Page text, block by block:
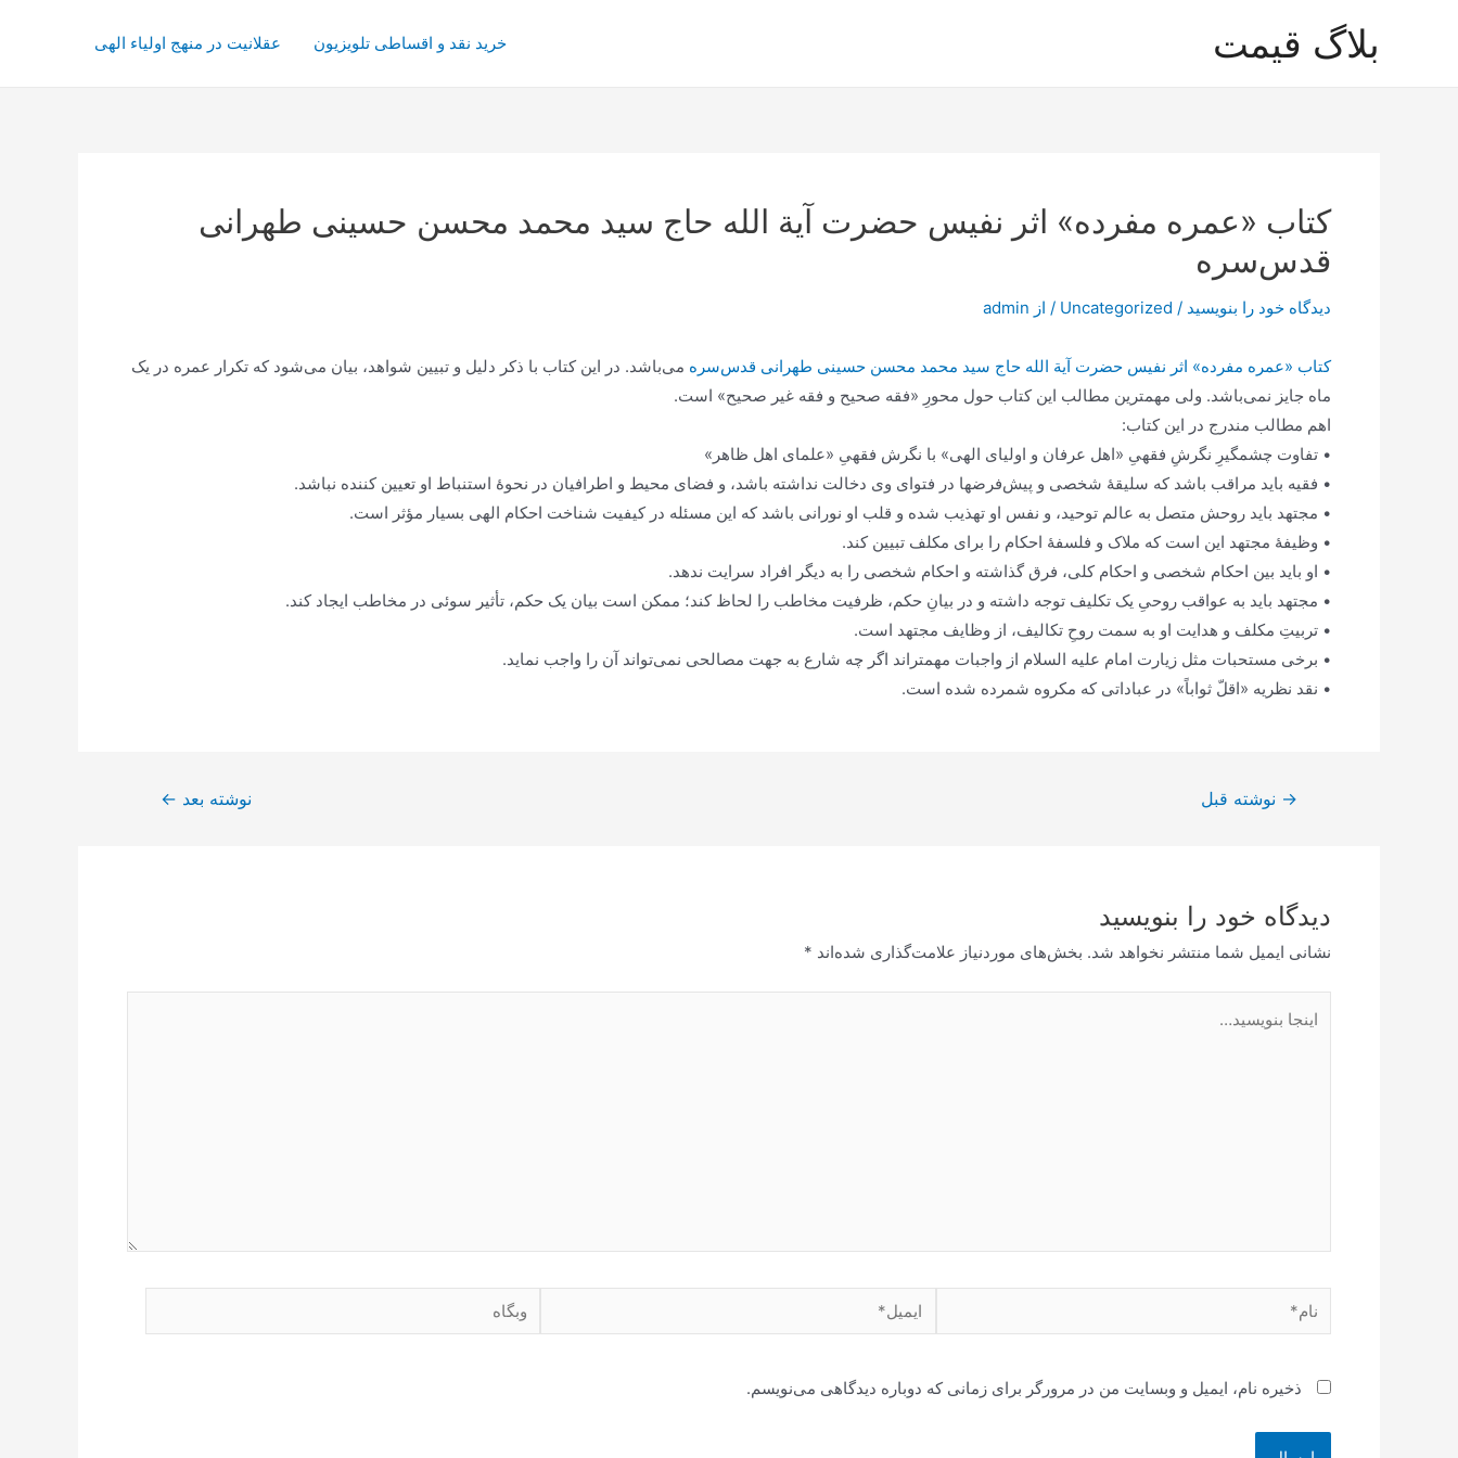
بلاگ قیمت خرید نقد و اقساطی تلویزیون عقلانیت در منهج اولیاء الهی
کتاب «عمره مفرده» اثر نفیس حضرت آیة الله حاج سید محمد محسن حسینی طهرانی
قدس‌سره
دیدگاه‌ خود را بنویسید /
Uncategorized / از admin
کتاب «عمره مفرده» اثر نفیس حضرت آیة الله حاج سید محمد محسن حسینی طهرانی قدس‌سره می‌باشد. در این کتاب با ذکر دلیل و تبیین شواهد، بیان می‌شود که تکرار عمره در یک
ماه جایز نمی‌باشد. ولی مهمترین مطالب این کتاب حول محورِ «فقه صحیح و فقه غیر صحیح» است.
اهم مطالب مندرج در این کتاب:
• تفاوت چشمگیرِ نگرشِ فقهیِ «اهل عرفان و اولیای الهی» با نگرش فقهیِ «علمای اهل ظاهر»
• فقیه باید مراقب باشد که سلیقۀ شخصی و پیش‌فرضها در فتوای وی دخالت نداشته باشد، و فضای محیط و اطرافیان در نحوۀ استنباط او تعیین کننده نباشد.
• مجتهد باید روحش متصل به عالم توحید، و نفس او تهذیب شده و قلب او نورانی باشد که این مسئله در کیفیت شناخت احکام الهی بسیار مؤثر است.
• وظیفۀ مجتهد این است که ملاک و فلسفۀ احکام را برای مکلف تبیین کند.
• او باید بین احکام شخصی و احکام کلی، فرق گذاشته و احکام شخصی را به دیگر افراد سرایت ندهد.
• مجتهد باید به عواقب روحیِ یک تکلیف توجه داشته و در بیانِ حکم، ظرفیت مخاطب را لحاظ کند؛ ممکن است بیان یک حکم، تأثیر سوئی در مخاطب ایجاد کند.
• تربیتِ مکلف و هدایت او به سمت روحِ تکالیف، از وظایف مجتهد است.
• برخی مستحبات مثل زیارت امام علیه السلام از واجبات مهمتر‌اند اگر چه شارع به جهت مصالحی نمی‌تواند آن را واجب نماید.
• نقد نظریه «اقلّ ثواباً» در عباداتی که مکروه شمرده شده است.
راهبری
→ نوشته قبل نوشته بعد ←
دیدگاه‌ خود را بنویسید
نشانی ایمیل شما منتشر نخواهد شد. بخش‌های موردنیاز علامت‌گذاری شده‌اند *
بنویسید…
نام* ایمیل* وبگاه
ذخیره نام، ایمیل و وبسایت من در مرورگر برای زمانی که دوباره دیدگاهی می‌نویسم.